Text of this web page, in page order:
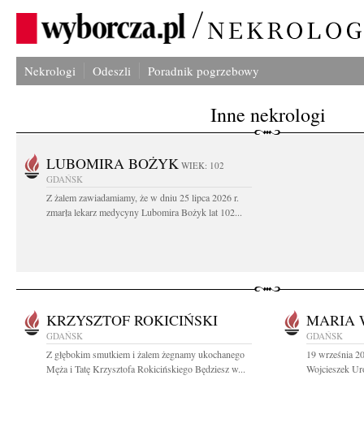
Nekrologi Odeszli Poradnik pogrzebowy
Inne nekrologi
LUBOMIRA BOŻYK WIEK: 102
GDAŃSK
Z żalem zawiadamiamy, że w dniu 25 lipca 2026 r.
zmarła lekarz medycyny Lubomira Bożyk lat 102...
KRZYSZTOF ROKICIŃSKI
GDAŃSK
Z głębokim smutkiem i żalem żegnamy ukochanego
Męża i Tatę Krzysztofa Rokicińskiego Będziesz w...
MARIA
GDAŃSK
19 września
Wojcieszek